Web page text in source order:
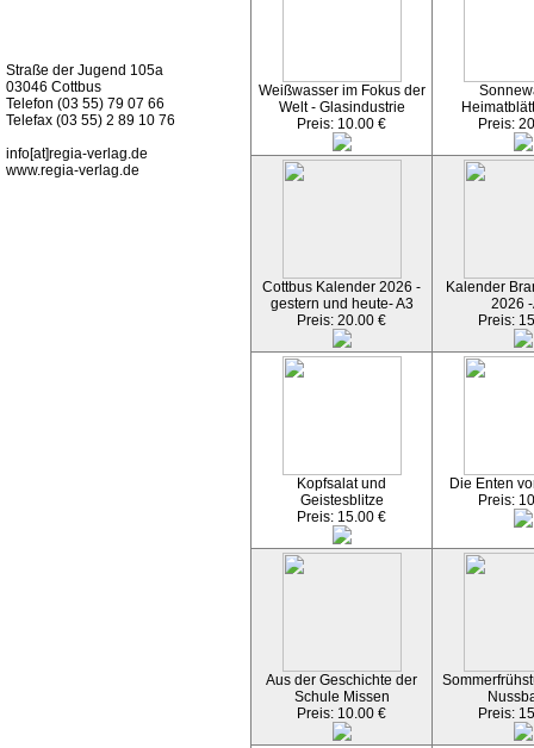
Straße der Jugend 105a
03046 Cottbus
Telefon (03 55) 79 07 66
Telefax (03 55) 2 89 10 76
info[at]regia-verlag.de
www.regia-verlag.de
Weißwasser im Fokus der
Welt - Glasindustrie
Preis: 10.00 €
Preis:
Cottbus Kalender 2026 -
gestern und heute- A3
Preis: 20.00 €
Kalender
2026
Preis:
Kopfsalat und
Geistesblitze
Preis: 15.00 €
Die Enten
Preis:
Aus der Geschichte der
Schule Missen
Preis: 10.00 €
Preis: